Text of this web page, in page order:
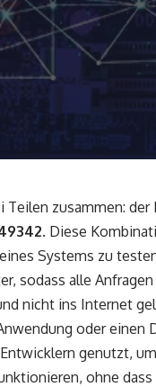
Teilen zusammen: der
. Diese
Systems zu
sodass alle
nicht ins Internet
oder einen
genutzt,
ohne